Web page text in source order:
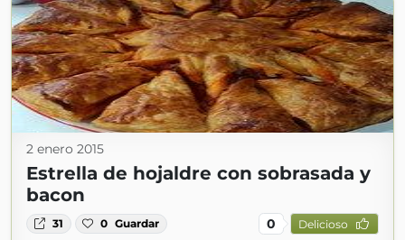
2 enero 2015
Estrella de hojaldre con sobrasada y
bacon
31 0 Guardar 0 Delicioso